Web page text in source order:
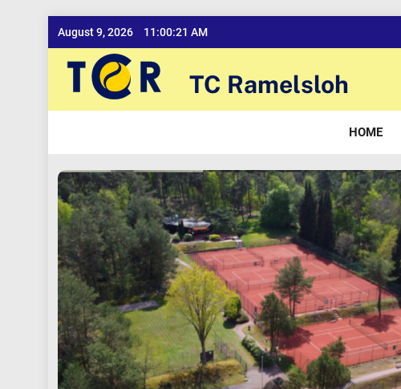
Skip
content
August 9, 2026 11:00:22 AM
TC Ramelsloh
HOME